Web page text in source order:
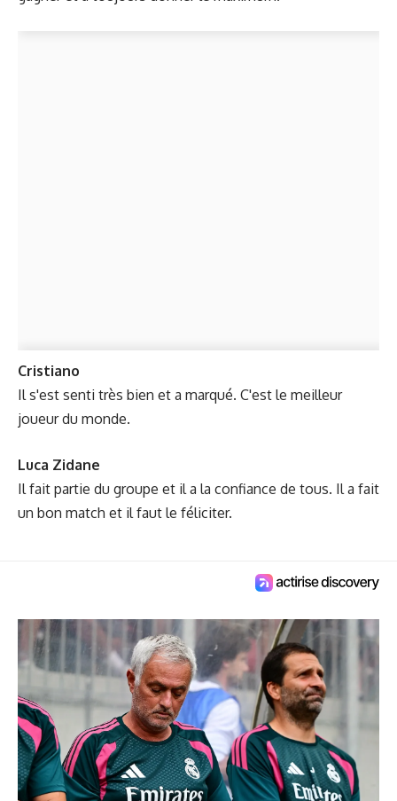
Cristiano
Il s'est senti très bien et a marqué. C'est le meilleur
joueur du monde.
Luca Zidane
Il fait partie du groupe et il a la confiance de tous. Il a fait
un bon match et il faut le féliciter.